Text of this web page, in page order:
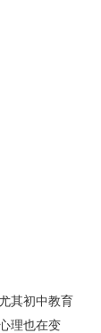
其初中教育
理也在变